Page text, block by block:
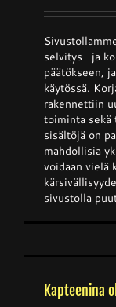
selvitys- ja
päätökseen,
käytössä.
rakennettiin
toiminta
sisältöjä on
mahdollisia
voidaan vielä
sivustolla
Kapteenina